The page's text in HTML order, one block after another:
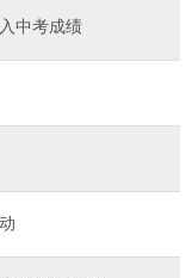
中考成绩